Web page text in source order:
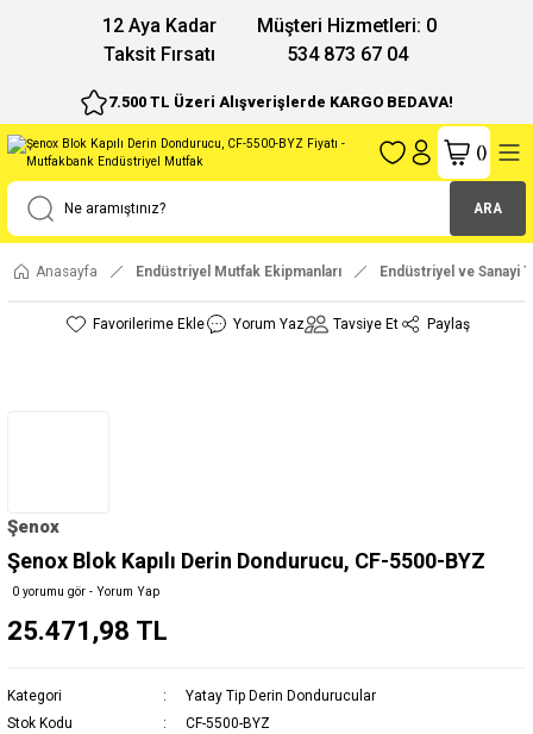
12 Aya Kadar
Taksit Fırsatı
Müşteri Hizmetleri: 0
534 873 67 04
7.500 TL Üzeri Alışverişlerde KARGO BEDAVA!
ARA
()
Anasayfa Endüstriyel Mutfak Ekipmanları Endüstriyel ve Sanayi
Yorum Yaz Tavsiye Et Paylaş
Şenox
Şenox Blok Kapılı Derin Dondurucu, CF-5500-BYZ
0 yorumu gör - Yorum Yap
25.471,98 TL
Kategori
Yatay Tip Derin Dondurucular
Stok Kodu
CF-5500-BYZ